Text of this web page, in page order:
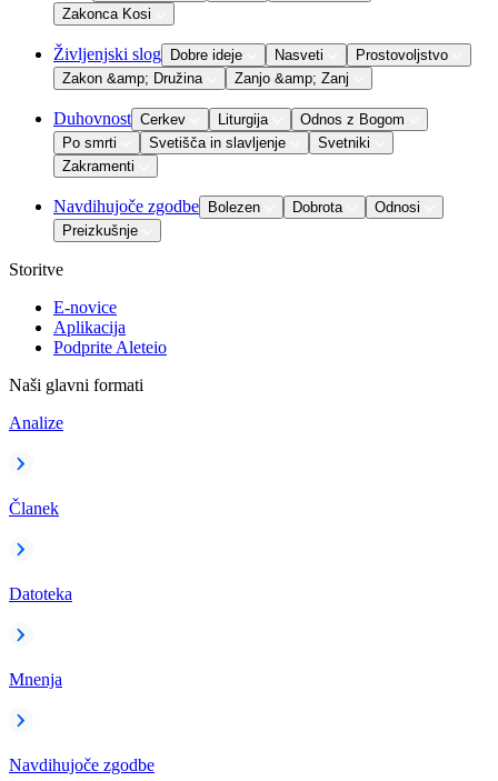
Zakonca Kosi
Življenjski slog Dobre ideje Nasveti
Prostovoljstvo
Zakon &amp; Družina
Zanjo &amp; Zanj
Duhovnost Cerkev Liturgija
Odnos z Bogom
Po smrti
Svetišča in slavljenje
Svetniki
Zakramenti
Navdihujoče zgodbe Bolezen Dobrota
Odnosi
Preizkušnje
Storitve
E-novice
Aplikacija
Podprite Aleteio
Naši glavni formati
Analize
Članek
Datoteka
Mnenja
Navdihujoče zgodbe